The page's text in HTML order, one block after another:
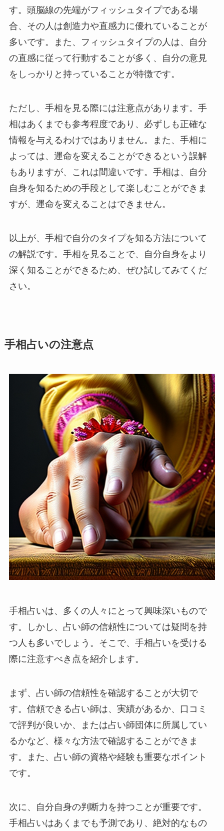
す。頭脳線の先端がフィッシュタイプである場
合、その人は創造力や直感力に優れていることが
多いです。また、フィッシュタイプの人は、自分
の直感に従って行動することが多く、自分の意見
をしっかりと持っていることが特徴です。
ただし、手相を見る際には注意点があります。手
相はあくまでも参考程度であり、必ずしも正確な
情報を与えるわけではありません。また、手相に
よっては、運命を変えることができるという誤解
もありますが、これは間違いです。手相は、自分
自身を知るための手段として楽しむことができま
すが、運命を変えることはできません。
以上が、手相で自分のタイプを知る方法について
の解説です。手相を見ることで、自分自身をより
深く知ることができるため、ぜひ試してみてくだ
さい。
手相占いの注意点
手相占いは、多くの人々にとって興味深いもので
す。しかし、占い師の信頼性については疑問を持
つ人も多いでしょう。そこで、手相占いを受ける
際に注意すべき点を紹介します。
まず、占い師の信頼性を確認することが大切で
す。信頼できる占い師は、実績があるか、口コミ
で評判が良いか、または占い師団体に所属してい
るかなど、様々な方法で確認することができま
す。また、占い師の資格や経験も重要なポイント
です。
次に、自分自身の判断力を持つことが重要です。
手相占いはあくまでも予測であり、絶対的なもの